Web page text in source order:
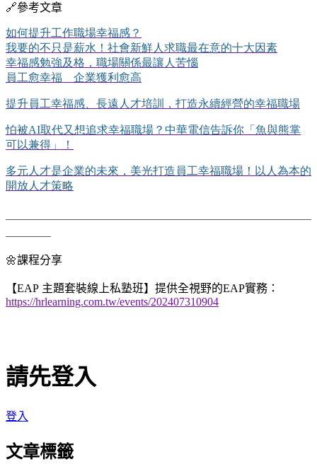
🔗參考文章
如何提升工作職場幸福感？
我要的不只是薪水！社會新鮮人求職最在意的十大因素
幸福感勉強及格，職場關係最讓人苦惱
員工愈幸福 企業獲利愈高
提升員工幸福感、長遠人才培訓，打造永續經營的幸福職場
怕被AI取代又想追求幸福職場？中華電信告訴你「魚與熊掌
可以兼得」！
多元人才是企業的未來，美光打造員工幸福職場 ！以人為本的
開放人才策略
🌼課程分享
【EAP 主題套裝線上私塾班】提供全視野的EAP實務：
https://hrlearning.com.tw/events/202407310904
請先登入
登入
文章標籤